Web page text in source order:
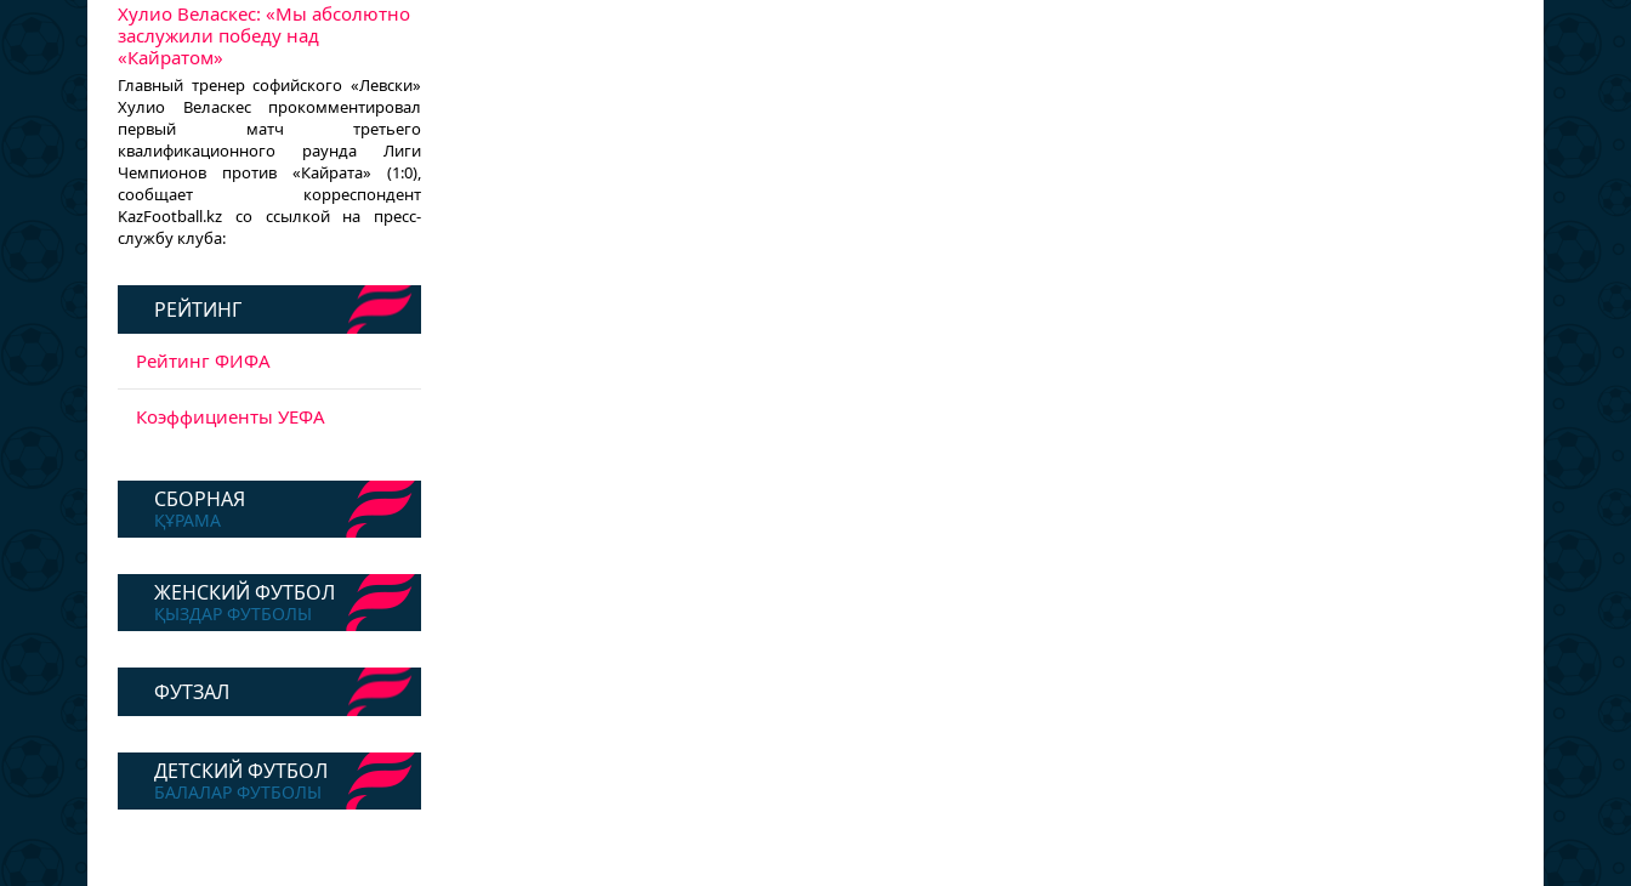
Хулио Веласкес: «Мы абсолютно
заслужили победу над
«Кайратом»
Главный тренер софийского «Левски»
Хулио Веласкес прокомментировал
первый матч третьего
квалификационного раунда Лиги
Чемпионов против «Кайрата» (1:0),
сообщает корреспондент
KazFootball.kz со ссылкой на пресс-
службу клуба:
РЕЙТИНГ
Рейтинг ФИФА
Коэффициенты УЕФА
СБОРНАЯ
ҚҰРАМА
ЖЕНСКИЙ ФУТБОЛ
ҚЫЗДАР ФУТБОЛЫ
ФУТЗАЛ
ДЕТСКИЙ ФУТБОЛ
БАЛАЛАР ФУТБОЛЫ